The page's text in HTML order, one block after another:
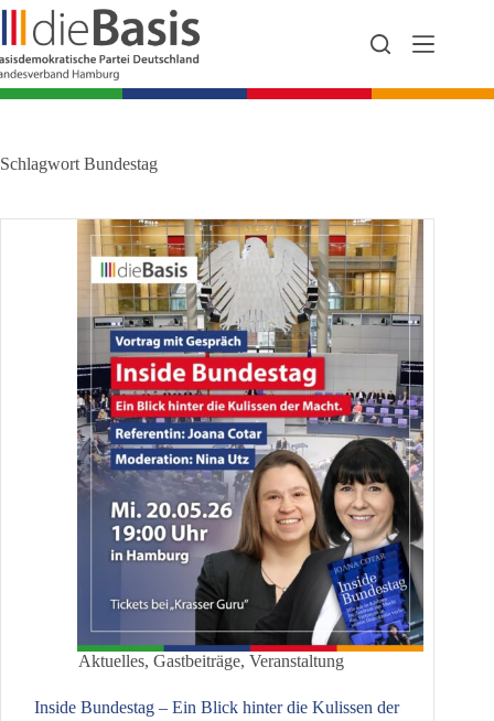
Zum
Inhalt
springen
Schlagwort Bundestag
Aktuelles, Gastbeiträge, Veranstaltung
Inside Bundestag – Ein Blick hinter die Kulissen der